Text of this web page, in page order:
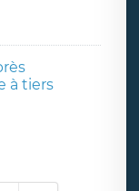
à tiers